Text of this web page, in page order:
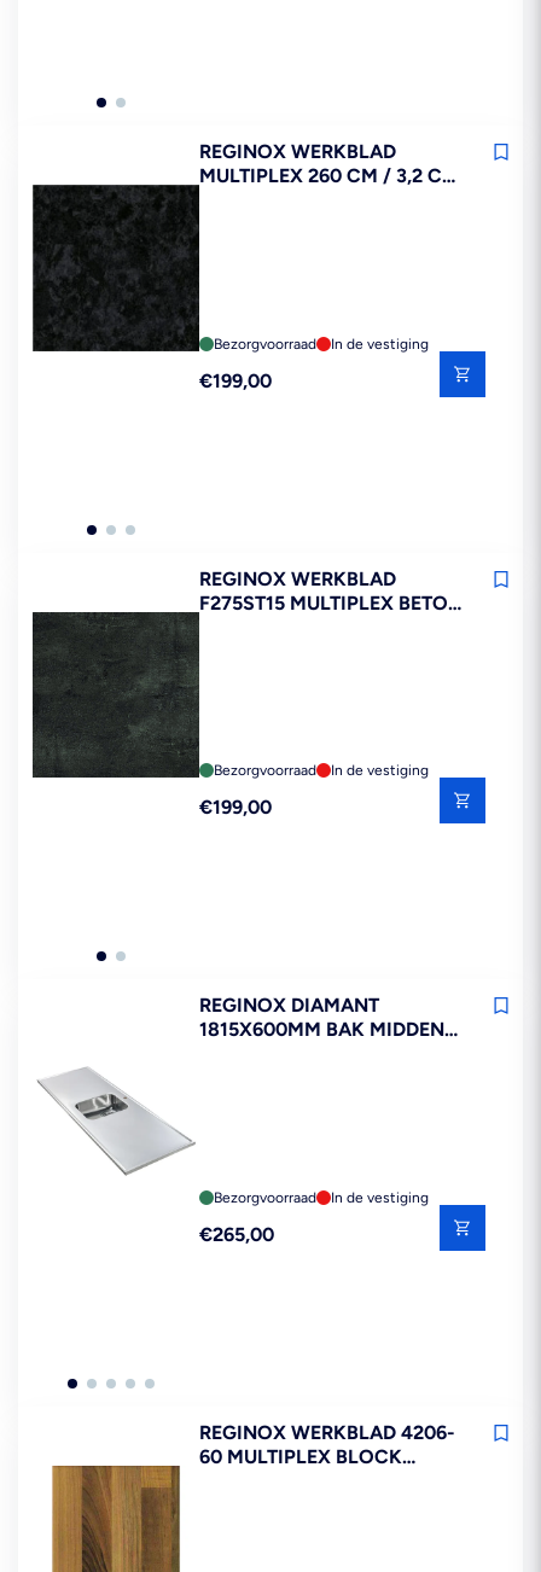
REGINOX WERKBLAD
MULTIPLEX 260 CM / 3,2 CM
FSC MIX 70%
Bezorgvoorraad In de vestiging
Reguliere
€199,00
REGINOX WERKBLAD
F275ST15 MULTIPLEX BETON
DONKER 260 CM 3,2 CM FSC
Bezorgvoorraad In de vestiging
Reguliere
€199,00
REGINOX DIAMANT
1815X600MM BAK MIDDEN
Bezorgvoorraad In de vestiging
Reguliere
€265,00
REGINOX WERKBLAD 4206-
60 MULTIPLEX BLOCK